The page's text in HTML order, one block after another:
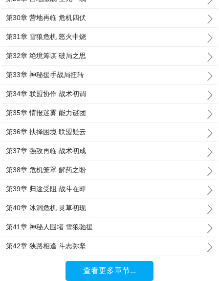
第30章 营地再临 危机四伏
第31章 雪狼危机 怒火中烧
第32章 绝境筹谋 破局之思
第33章 神秘援手战局扭转
第34章 联盟协作 战术初调
第35章 情报迷雾 能力谜团
第36章 抉择困境 联盟疑云
第37章 强敌再临 战术初成
第38章 危机笼罩 解药之盼
第39章 归途受阻 战斗在即
第40章 冰洞危机 灵草初现
第41章 神秘人围堵 雪狼驰援
第42章 狭路相逢 斗志弥坚
查看更多章节...